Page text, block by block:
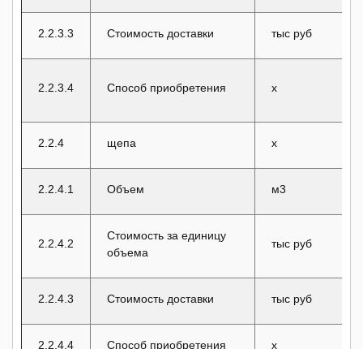
2.2.3.3 Стоимость доставки тыс руб
2.2.3.4 Способ приобретения x
2.2.4 щепа x
2.2.4.1 Объем м3
2.2.4.2
Стоимость за единицу
объема
тыс руб
2.2.4.3 Стоимость доставки тыс руб
2.2.4.4 Способ приобретения x